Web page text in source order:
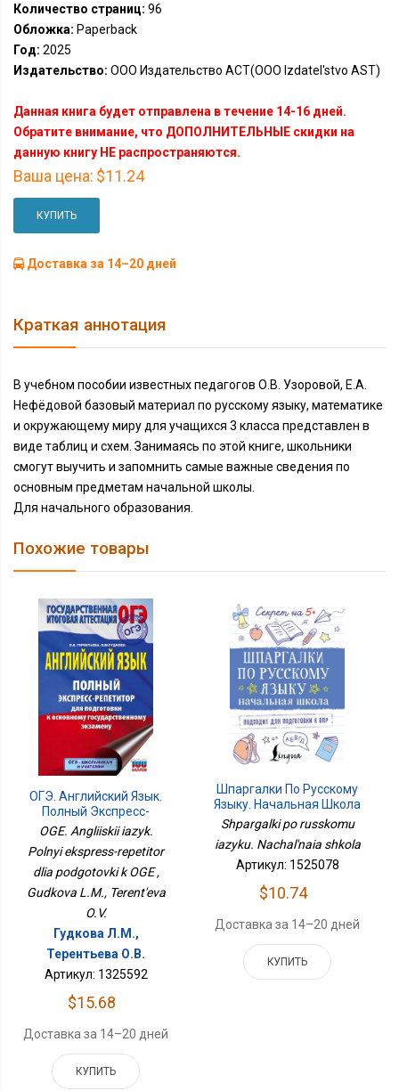
Количество страниц: 96
Обложка: Paperback
Год: 2025
Издательство: ООО Издательство АСТ(OOO Izdatel'stvo AST)
Данная книга будет отправлена в течение 14-16 дней.
Обратите внимание, что ДОПОЛНИТЕЛЬНЫЕ скидки на
данную книгу НЕ распространяются.
Ваша цена: $11.24
КУПИТЬ
Доставка за 14–20 дней
Краткая аннотация
В учебном пособии известных педагогов О.В. Узоровой, Е.А.
Нефёдовой базовый материал по русскому языку, математике
и окружающему миру для учащихся 3 класса представлен в
виде таблиц и схем. Занимаясь по этой книге, школьники
смогут выучить и запомнить самые важные сведения по
основным предметам начальной школы.
Для начального образования.
Похожие товары
ОГЭ. Английский Язык.
Полный Экспресс-
Репетитор Для
Подготовки К ОГЭ
OGE. Angliiskii iazyk.
Polnyi ekspress-repetitor
dlia podgotovki k OGE ,
Gudkova L.M., Terent'eva
O.V.
Гудкова Л.М.,
Терентьева О.В.
Артикул: 1325592
$15.68
Доставка за 14–20 дней
КУПИТЬ
Шпаргалки По Русскому
Языку. Начальная Школа
Shpargalki po russkomu
iazyku. Nachal'naia shkola
Артикул: 1525078
$10.74
Доставка за 14–20 дней
КУПИТЬ